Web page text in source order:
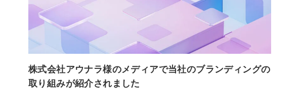
株式会社アウナラ様のメディアで当社のブランディングの
取り組みが紹介されました